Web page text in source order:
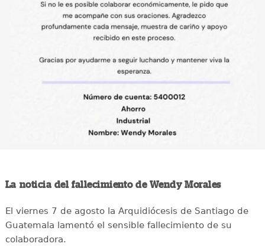
La noticia del fallecimiento de Wendy Morales
El viernes 7 de agosto la Arquidiócesis de Santiago de
Guatemala lamentó el sensible fallecimiento de su
colaboradora.